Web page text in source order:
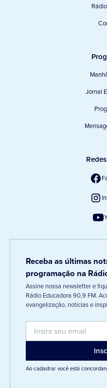
Jornal
Receba as últimas
programação na
Assine nossa newsletter e
Rádio Educadora 90,9 FM.
evangelização, notícias e
Ao cadastrar você está